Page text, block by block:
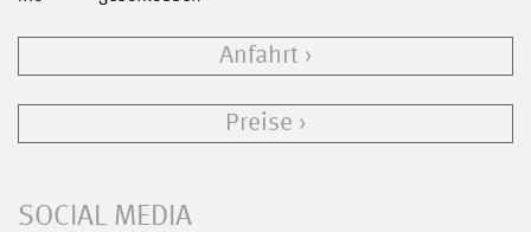
Anfahrt
Preise
SOCIAL MEDIA